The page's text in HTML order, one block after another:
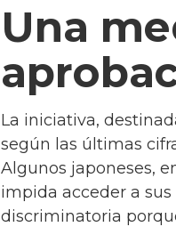
Una
La iniciativa,
según las últimas
Algunos japoneses,
impida acceder a
discriminatoria